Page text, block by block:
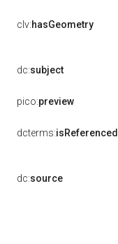
clv:hasGeometry
dc:subject
pico:preview
dcterms:
dc:source